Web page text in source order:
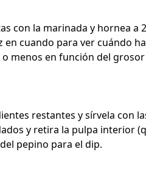
con la marinada y hornea a
en cuando para ver cuándo
menos en función del
restantes y sírvela con
y retira la pulpa interior
pepino para el dip.